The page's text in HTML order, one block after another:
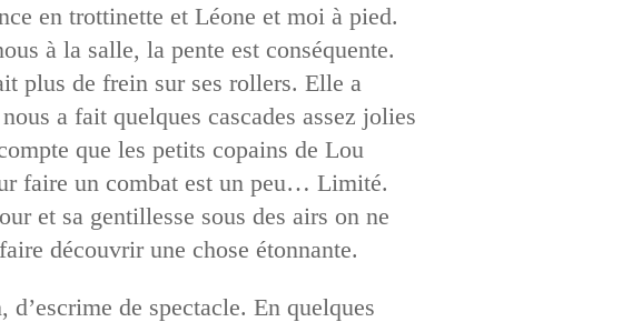
en trottinette et Léone et moi à pied.
à la salle, la pente est conséquente.
plus de frein sur ses rollers. Elle a
a fait quelques cascades assez jolies
que les petits copains de Lou
faire un combat est un peu… Limité.
et sa gentillesse sous des airs on ne
découvrir une chose étonnante.
d’escrime de spectacle. En quelques